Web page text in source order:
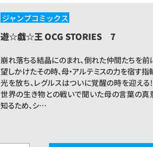
その他
読者のみなさまへ
ジャンプコミックス
遊☆戯☆王 OCG STORIES 7
崩れ落ちる結晶にのまれ、倒れた仲間たちを前
望しかけたその時、母・アルテミスの力を宿す指
光を放ち、レグルスはついに覚醒の時を迎え
世界の生き物との戦いで聞いた母の言葉の真
知るため、シ…